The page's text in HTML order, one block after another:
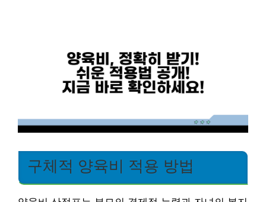
구체적 양육비 적용 방법